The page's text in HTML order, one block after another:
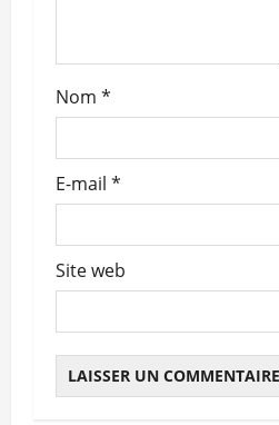
l
e
Nom *
E-mail *
Site web